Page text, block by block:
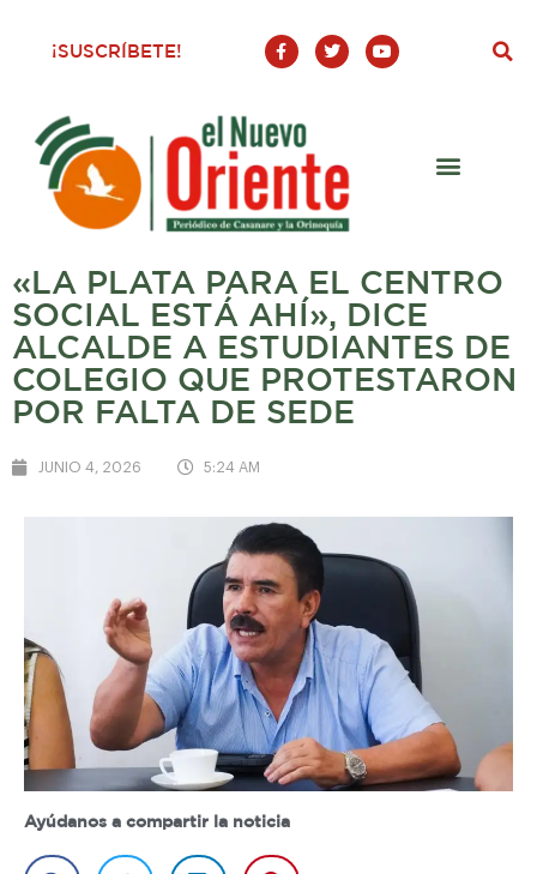
¡SUSCRÍBETE!
F
a
c
o
o
-
T
w
i
Y
o
u
«LA PLATA PARA EL CENTRO
SOCIAL ESTÁ AHÍ», DICE
ALCALDE A ESTUDIANTES DE
COLEGIO QUE PROTESTARON
POR FALTA DE SEDE
JUNIO 4, 2026 5:24 AM
Ayúdanos a compartir la noticia